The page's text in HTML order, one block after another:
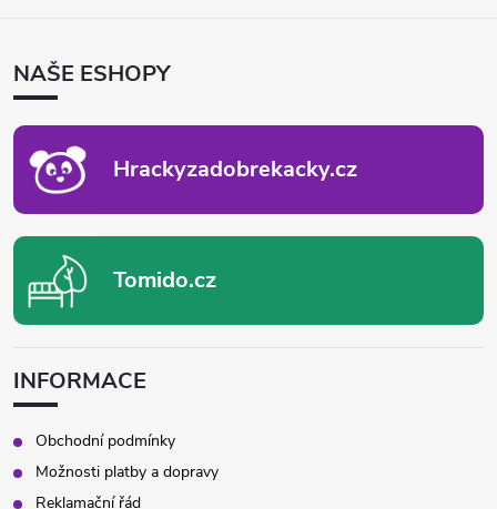
ANAŠE ESHOPY
Hrackyzadobrekacky.cz
Tomido.cz
INFORMACE
Obchodní podmínky
Možnosti platby a dopravy
Reklamační řád